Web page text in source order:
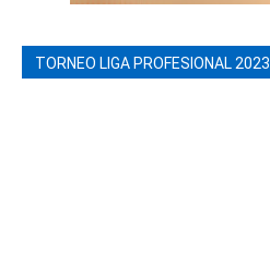
TORNEO LIGA PROFESIONAL 2023